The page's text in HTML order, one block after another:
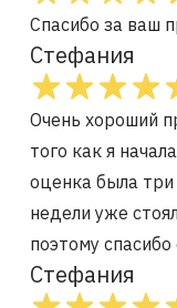
Спасибо за ваш
Стефания
Очень хороший
того как я
оценка была три
недели уже
поэтому
Стефания